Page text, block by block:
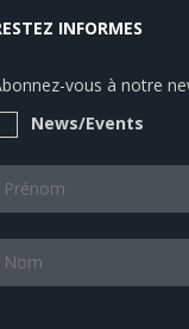
INFORMES
vous à notre
News/Events